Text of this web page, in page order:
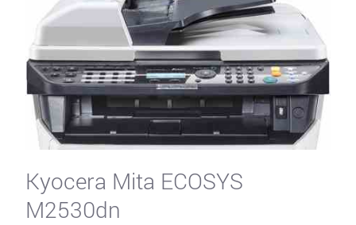
Kyocera Mita ECOSYS
M2530dn